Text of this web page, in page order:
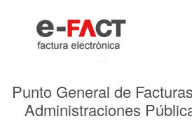
Punto General de
Administraciones